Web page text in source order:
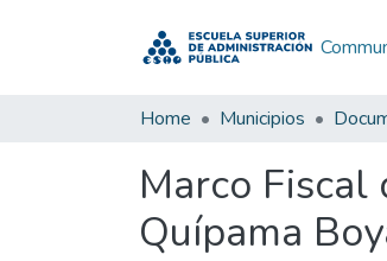
Home Municipios
Marco Fiscal
Quípama